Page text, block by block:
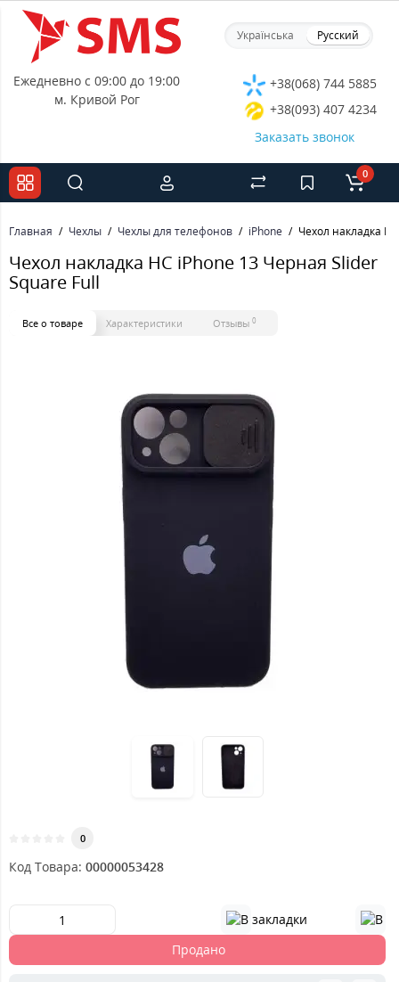
Українська Русский
Ежедневно с 09:00 до 19:00
м. Кривой Рог
+38(068) 744 5885
+38(093) 407 4234
Заказать звонок
0
Главная Чехлы Чехлы для телефонов iPhone Чехол накладка
Чехол накладка HC iPhone 13 Черная Slider
Square Full
Все о товаре Характеристики Отзывы 0
0
Код Товара: 00000053428
Продано